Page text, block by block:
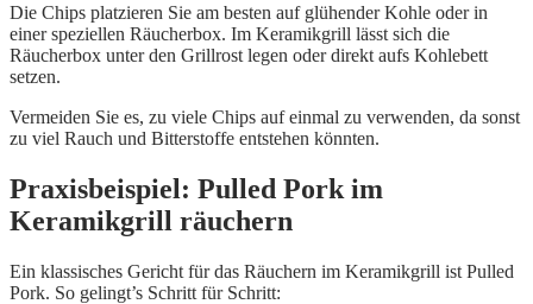
Die Chips platzieren Sie am besten auf glühender Kohle oder in
einer speziellen Räucherbox. Im Keramikgrill lässt sich die
Räucherbox unter den Grillrost legen oder direkt aufs Kohlebett
setzen.
Vermeiden Sie es, zu viele Chips auf einmal zu verwenden, da sonst
zu viel Rauch und Bitterstoffe entstehen könnten.
Praxisbeispiel: Pulled Pork im
Keramikgrill räuchern
Ein klassisches Gericht für das Räuchern im Keramikgrill ist Pulled
Pork. So gelingt’s Schritt für Schritt: